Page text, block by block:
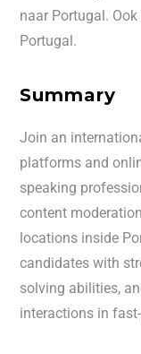
naar Portugal.
Portugal.
Summary
Join an
platforms and
speaking
content
locations inside
candidates with
solving abilities,
interactions in